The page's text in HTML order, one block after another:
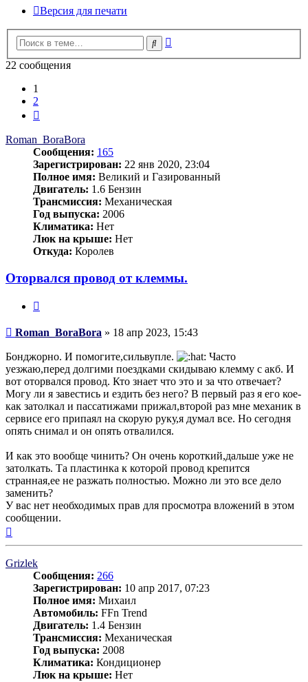
Версия для печати
Поиск
22 сообщения
1
2
Roman_BoraBora
Сообщения: 165
Зарегистрирован: 22 янв 2020, 23:04
Полное имя: Великий и Газированный
Двигатель: 1.6 Бензин
Трансмиссия: Механическая
Год выпуска: 2006
Климатика: Нет
Люк на крыше: Нет
Откуда: Королев
Оторвался провод от клеммы.
Сообщение
Roman_BoraBora » 18 апр 2023, 15:43
Бонджорно. И помогите,сильвупле.
Часто
уезжаю,перед долгими поездками скидываю клемму с акб. И
вот оторвался провод. Кто знает что это и за что отвечает?
Могу ли я завестись и ездить без него? В первый раз я его кое-
как затолкал и пассатижами прижал,второй раз мне механик в
сервисе его припаял на скорую руку,я думал все. Но сегодня
опять снимал и он опять отвалился.
И как это вообще чинить? Он очень короткий,дальше уже не
затолкать. Та пластинка к которой провод крепится
странная,ее не разжать полностью. Можно ли это все дело
заменить?
У вас нет необходимых прав для просмотра вложений в этом
сообщении.
Grizlek
Сообщения: 266
Зарегистрирован: 10 апр 2017, 07:23
Полное имя: Михаил
Автомобиль: FFn Trend
Двигатель: 1.4 Бензин
Трансмиссия: Механическая
Год выпуска: 2008
Климатика: Кондиционер
Люк на крыше: Нет